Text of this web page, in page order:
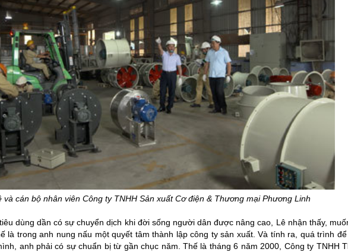
và cán bộ nhân viên Công ty TNHH Sản xuất Cơ điện & Thương mại Phương Linh
dùng dần có sự chuyển dịch khi đời sống người dân được nâng cao, Lê nhận thấy,
là trong anh nung nấu một quyết tâm thành lập công ty sản xuất. Và tính ra, quá trình để
anh phải có sự chuẩn bị từ gần chục năm. Thế là tháng 6 năm 2000, Công ty TNHH